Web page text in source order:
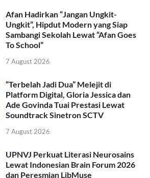
Afan Hadirkan “Jangan Ungkit-
Ungkit”, Hipdut Modern yang Siap
Sambangi Sekolah Lewat “Afan Goes
To School”
7 August 2026
“Terbelah Jadi Dua” Melejit di
Platform Digital, Gloria Jessica dan
Ade Govinda Tuai Prestasi Lewat
Soundtrack Sinetron SCTV
7 August 2026
UPNVJ Perkuat Literasi Neurosains
Lewat Indonesian Brain Forum 2026
dan Peresmian LibMuse